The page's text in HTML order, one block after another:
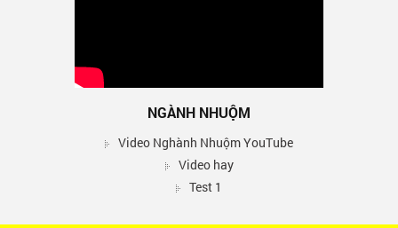
NGÀNH NHUỘM
Video Nghành Nhuộm YouTube
Video hay
Test 1